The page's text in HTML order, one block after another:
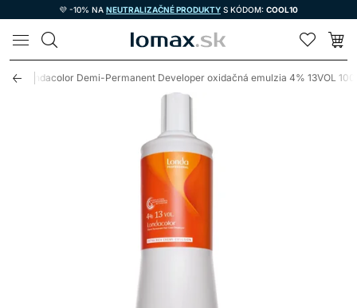
💜 -10% NA NEUTRALIZAČNÉ PRODUKTY S KÓDOM: COOL10
LOMAX
Londacolor Demi-Permanent Developer oxidačná emulzia 4% 13VOL